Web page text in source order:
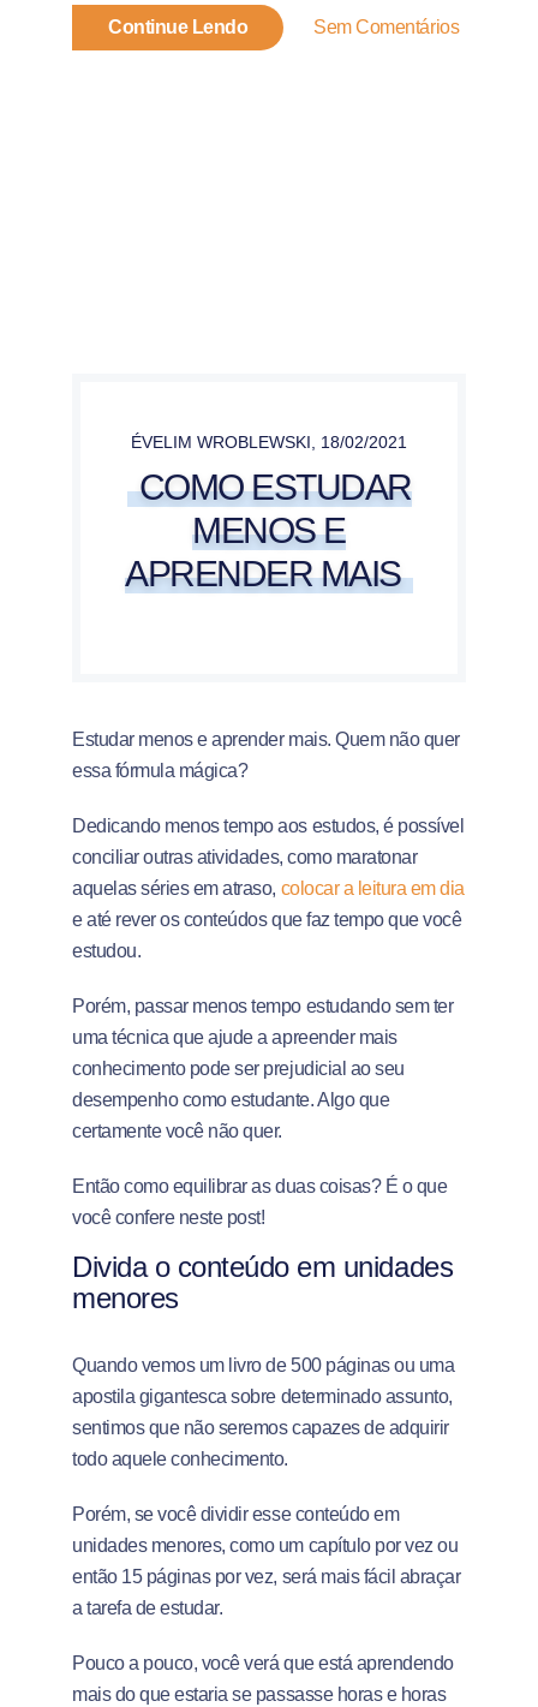
Continue Lendo Sem Comentários
ÉVELIM WROBLEWSKI, 18/02/2021
COMO ESTUDAR
MENOS E
APRENDER MAIS
Estudar menos e aprender mais. Quem não quer
essa fórmula mágica?
Dedicando menos tempo aos estudos, é possível
conciliar outras atividades, como maratonar
aquelas séries em atraso, colocar a leitura em dia
e até rever os conteúdos que faz tempo que você
estudou.
Porém, passar menos tempo estudando sem ter
uma técnica que ajude a apreender mais
conhecimento pode ser prejudicial ao seu
desempenho como estudante. Algo que
certamente você não quer.
Então como equilibrar as duas coisas? É o que
você confere neste post!
Divida o conteúdo em unidades
menores
Quando vemos um livro de 500 páginas ou uma
apostila gigantesca sobre determinado assunto,
sentimos que não seremos capazes de adquirir
todo aquele conhecimento.
Porém, se você dividir esse conteúdo em
unidades menores, como um capítulo por vez ou
então 15 páginas por vez, será mais fácil abraçar
a tarefa de estudar.
Pouco a pouco, você verá que está aprendendo
mais do que estaria se passasse horas e horas